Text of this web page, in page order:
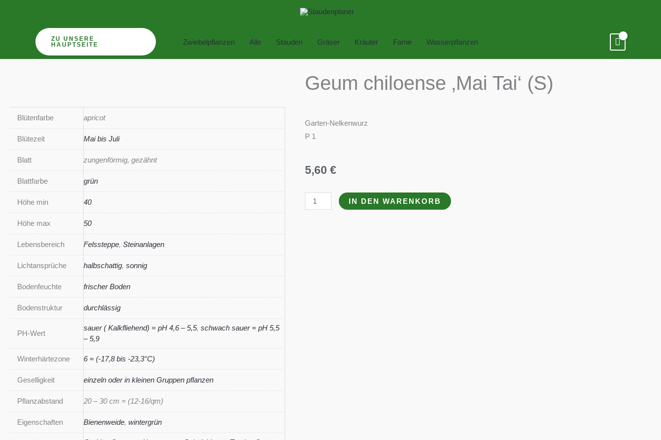
ZU UNSERE
HAUPTSEITE
Zwiebelpflanzen Alle Stauden Gräser Kräuter Farne Wasserpflanzen
Blütenfarbe apricot
Blütezeit Mai bis Juli
Blatt zungenförmig, gezähnt
Blattfarbe grün
Höhe min 40
Höhe max 50
Lebensbereich Felssteppe, Steinanlagen
Lichtansprüche halbschattig, sonnig
Bodenfeuchte frischer Boden
Bodenstruktur durchlässig
PH-Wert
sauer ( Kalkfliehend) = pH 4,6 – 5,5, schwach sauer = pH 5,5
– 5,9
Winterhärtezone 6 = (-17,8 bis -23,3°C)
Geselligkeit einzeln oder in kleinen Gruppen pflanzen
Pflanzabstand 20 – 30 cm = (12-16/qm)
Eigenschaften Bienenweide, wintergrün
Geum chiloense ‚Mai Tai‘ (S)
Garten-Nelkenwurz
P 1
5,60 €
Geum
chiloense
IN DEN WARENKORB